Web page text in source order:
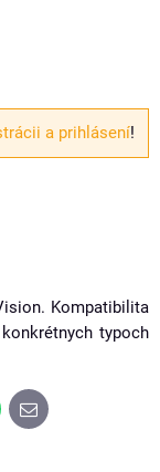
a prihlásení!
Kompatibilita
typoch
E-
mail